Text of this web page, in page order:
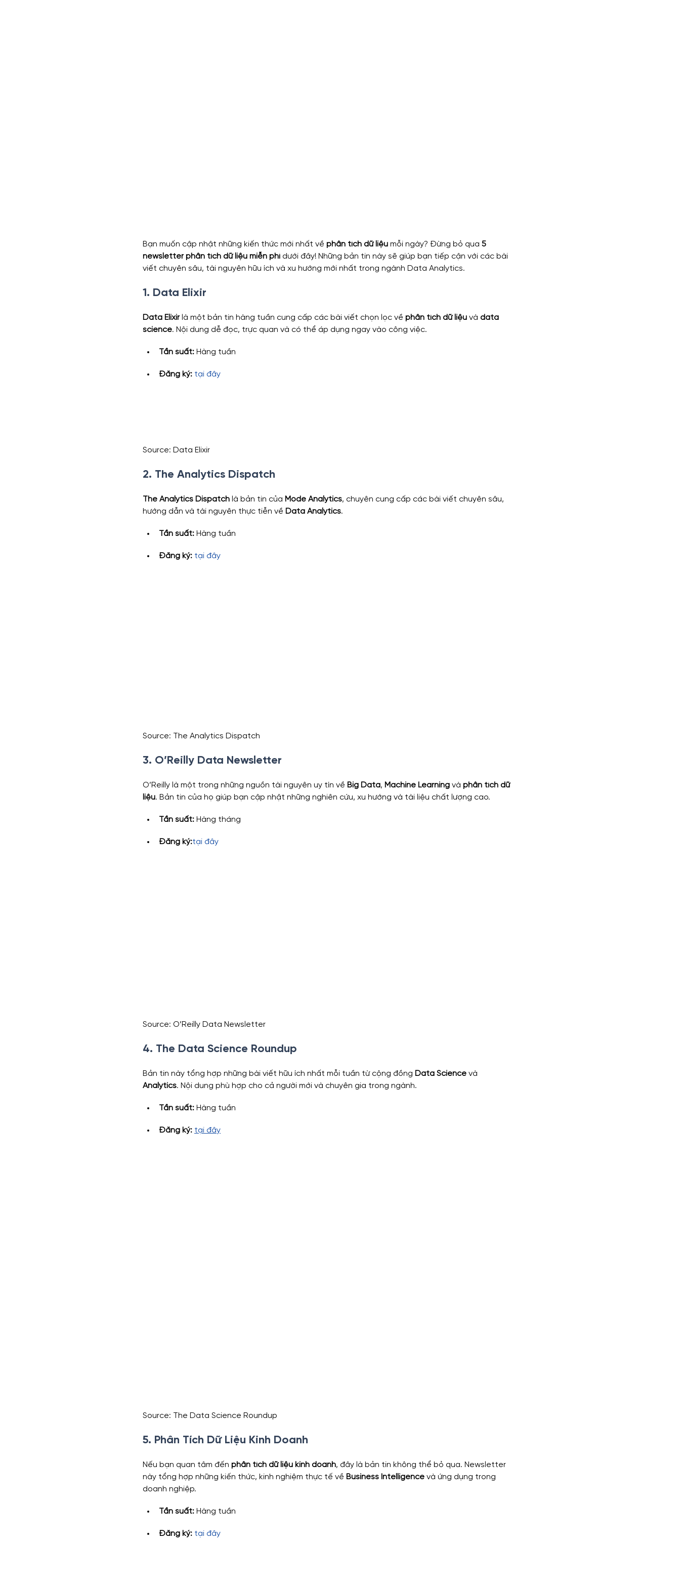
Bạn muốn cập nhật những kiến thức mới nhất về phân tích dữ liệu mỗi ngày? Đừng bỏ qua 5
newsletter phân tích dữ liệu miễn phí dưới đây! Những bản tin này sẽ giúp bạn tiếp cận với các bài
viết chuyên sâu, tài nguyên hữu ích và xu hướng mới nhất trong ngành Data Analytics.
1. Data Elixir
Data Elixir là một bản tin hàng tuần cung cấp các bài viết chọn lọc về phân tích dữ liệu và data
science. Nội dung dễ đọc, trực quan và có thể áp dụng ngay vào công việc.
Tần suất: Hàng tuần
Đăng ký: tại đây
Source: Data Elixir
2. The Analytics Dispatch
The Analytics Dispatch là bản tin của Mode Analytics, chuyên cung cấp các bài viết chuyên sâu,
hướng dẫn và tài nguyên thực tiễn về Data Analytics.
Tần suất: Hàng tuần
Đăng ký: tại đây
Source: The Analytics Dispatch
3. O’Reilly Data Newsletter
O’Reilly là một trong những nguồn tài nguyên uy tín về Big Data, Machine Learning và phân tích dữ
liệu. Bản tin của họ giúp bạn cập nhật những nghiên cứu, xu hướng và tài liệu chất lượng cao.
Tần suất: Hàng tháng
Đăng ký:tại đây
Source: O’Reilly Data Newsletter
4. The Data Science Roundup
Bản tin này tổng hợp những bài viết hữu ích nhất mỗi tuần từ cộng đồng Data Science và
Analytics. Nội dung phù hợp cho cả người mới và chuyên gia trong ngành.
Tần suất: Hàng tuần
Đăng ký: tại đây
Source: The Data Science Roundup
5. Phân Tích Dữ Liệu Kinh Doanh
Nếu bạn quan tâm đến phân tích dữ liệu kinh doanh, đây là bản tin không thể bỏ qua. Newsletter
này tổng hợp những kiến thức, kinh nghiệm thực tế về Business Intelligence và ứng dụng trong
doanh nghiệp.
Tần suất: Hàng tuần
Đăng ký: tại đây